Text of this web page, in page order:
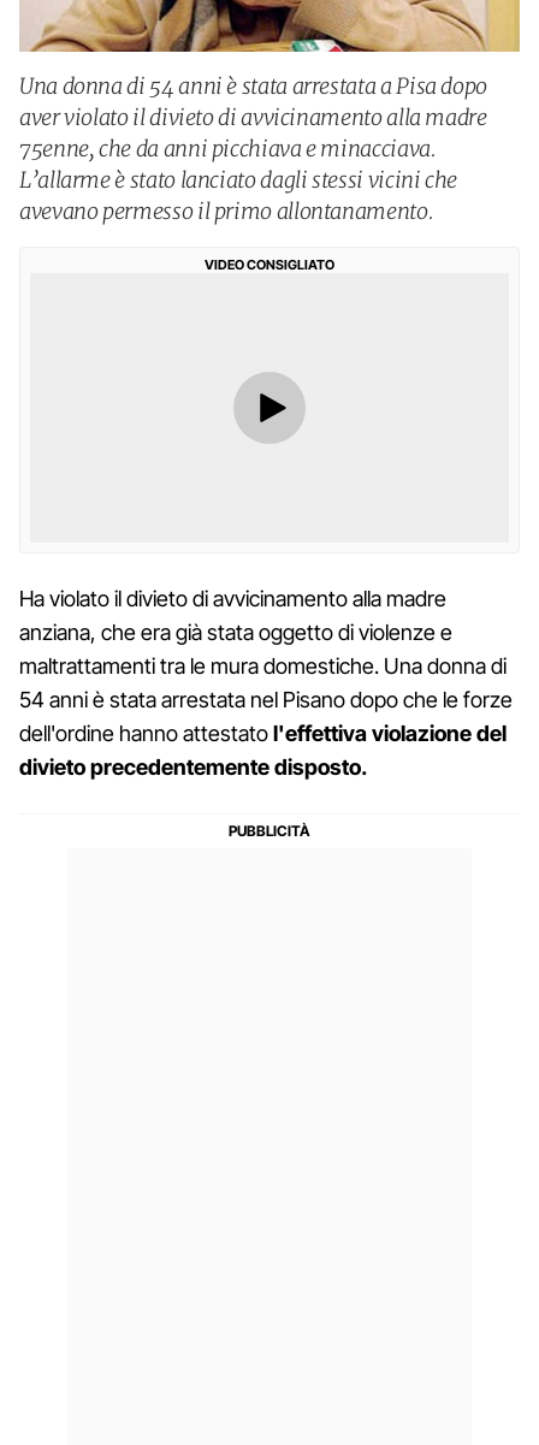
Una donna di 54 anni è stata arrestata a Pisa dopo
aver violato il divieto di avvicinamento alla madre
75enne, che da anni picchiava e minacciava.
L’allarme è stato lanciato dagli stessi vicini che
avevano permesso il primo allontanamento.
VIDEO CONSIGLIATO
Ha violato il divieto di avvicinamento alla madre
anziana, che era già stata oggetto di violenze e
maltrattamenti tra le mura domestiche. Una donna di
54 anni è stata arrestata nel Pisano dopo che le forze
dell'ordine hanno attestatol'effettiva violazione del
divieto precedentemente disposto.